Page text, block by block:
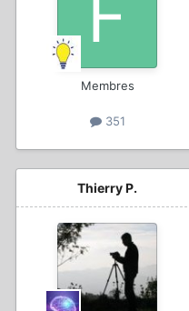
Membres
351
Thierry P.